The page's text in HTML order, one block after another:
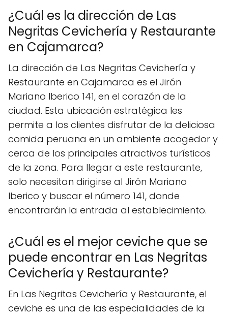
¿Cuál es la dirección de Las
Negritas Cevichería y Restaurante
en Cajamarca?
La dirección de Las Negritas Cevichería y
Restaurante en Cajamarca es el Jirón
Mariano Iberico 141, en el corazón de la
ciudad. Esta ubicación estratégica les
permite a los clientes disfrutar de la deliciosa
comida peruana en un ambiente acogedor y
cerca de los principales atractivos turísticos
de la zona. Para llegar a este restaurante,
solo necesitan dirigirse al Jirón Mariano
Iberico y buscar el número 141, donde
encontrarán la entrada al establecimiento.
¿Cuál es el mejor ceviche que se
puede encontrar en Las Negritas
Cevichería y Restaurante?
En Las Negritas Cevichería y Restaurante, el
ceviche es una de las especialidades de la